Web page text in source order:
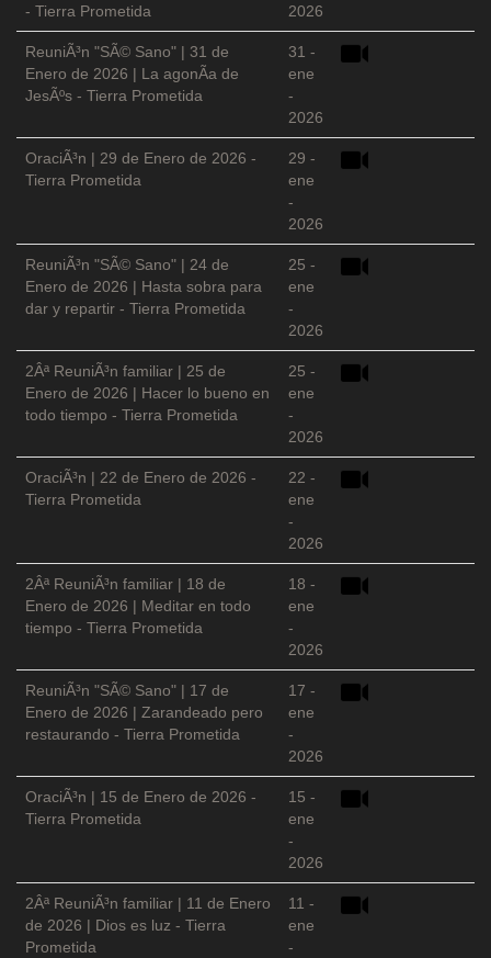
- Tierra Prometida
2026
ReuniÃ³n "SÃ© Sano" | 31 de
Enero de 2026 | La agonÃ­a de
JesÃºs - Tierra Prometida
31 -
ene
-
2026
OraciÃ³n | 29 de Enero de 2026 -
Tierra Prometida
29 -
ene
-
2026
ReuniÃ³n "SÃ© Sano" | 24 de
Enero de 2026 | Hasta sobra para
dar y repartir - Tierra Prometida
25 -
ene
-
2026
2Âª ReuniÃ³n familiar | 25 de
Enero de 2026 | Hacer lo bueno en
todo tiempo - Tierra Prometida
25 -
ene
-
2026
OraciÃ³n | 22 de Enero de 2026 -
Tierra Prometida
22 -
ene
-
2026
2Âª ReuniÃ³n familiar | 18 de
Enero de 2026 | Meditar en todo
tiempo - Tierra Prometida
18 -
ene
-
2026
ReuniÃ³n "SÃ© Sano" | 17 de
Enero de 2026 | Zarandeado pero
restaurando - Tierra Prometida
17 -
ene
-
2026
OraciÃ³n | 15 de Enero de 2026 -
Tierra Prometida
15 -
ene
-
2026
2Âª ReuniÃ³n familiar | 11 de Enero
de 2026 | Dios es luz - Tierra
Prometida
11 -
ene
-